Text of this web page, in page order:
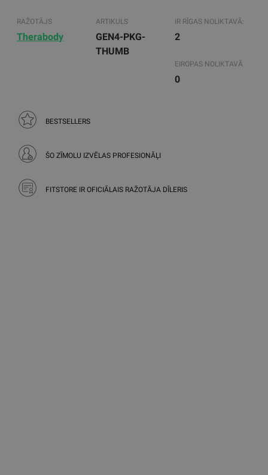
RAŽOTĀJS
Therabody
ARTIKULS
GEN4-PKG-
THUMB
IR RĪGAS NOLIKTAVĀ:
2
EIROPAS NOLIKTAVĀ
0
BESTSELLERS
ŠO ZĪMOLU IZVĒLAS PROFESIONĀĻI
FITSTORE IR OFICIĀLAIS RAŽOTĀJA DĪLERIS